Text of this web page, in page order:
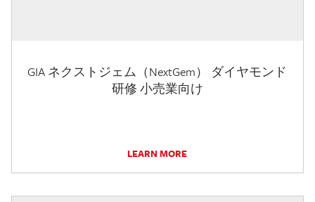
GIA ネクストジェム（NextGem） ダイヤモンド
研修 小売業向け
LEARN MORE